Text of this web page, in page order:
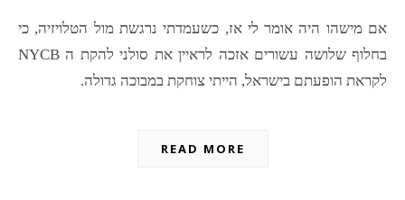
אם מישהו היה אומר לי אז, כשעמדתי נרגשת מול הטלויזיה, כי
בחלוף שלושה עשורים אזכה לראיין את סולני להקת ה NYCB
לקראת הופעתם בישראל, הייתי צוחקת במבוכה גדולה.
READ MORE